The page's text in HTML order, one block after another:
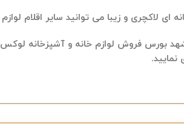
لاکچری و زیبا می توانید سایر اقلام لوازم
بورس فروش لوازم خانه و آشپزخانه
نمایید.